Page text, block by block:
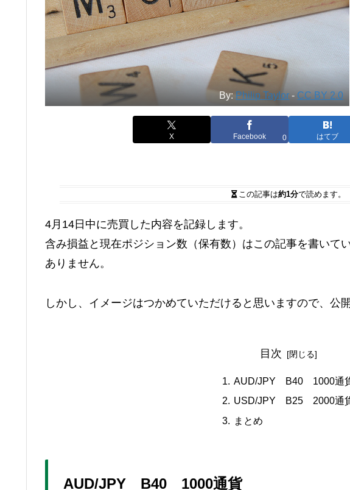
By: Philip Taylor - CC BY 2.0
X Facebook 0 はてブ
この記事は約1分で読めます。
4月14日中に売買した内容を記録します。
含み損益と現在ポジション数（保有数）はこの記事を書いて
ありません。
しかし、イメージはつかめていただけると思いますので、公開
目次
AUD/JPY B40 1000通
USD/JPY B25 2000通
まとめ
AUD/JPY B40 1000通貨